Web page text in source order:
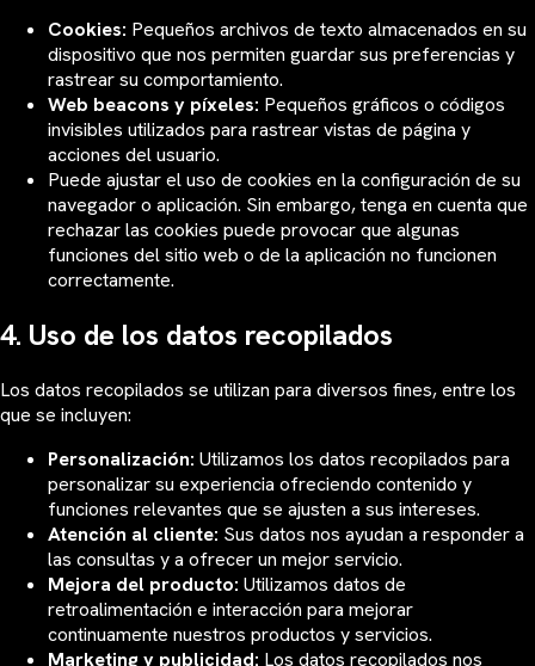
Cookies: Pequeños archivos de texto almacenados en su
dispositivo que nos permiten guardar sus preferencias y
rastrear su comportamiento.
Web beacons y píxeles: Pequeños gráficos o códigos
invisibles utilizados para rastrear vistas de página y
acciones del usuario.
Puede ajustar el uso de cookies en la configuración de su
navegador o aplicación. Sin embargo, tenga en cuenta que
rechazar las cookies puede provocar que algunas
funciones del sitio web o de la aplicación no funcionen
correctamente.
4. Uso de los datos recopilados
Los datos recopilados se utilizan para diversos fines, entre los
que se incluyen:
Personalización: Utilizamos los datos recopilados para
personalizar su experiencia ofreciendo contenido y
funciones relevantes que se ajusten a sus intereses.
Atención al cliente: Sus datos nos ayudan a responder a
las consultas y a ofrecer un mejor servicio.
Mejora del producto: Utilizamos datos de
retroalimentación e interacción para mejorar
continuamente nuestros productos y servicios.
Marketing y publicidad: Los datos recopilados nos